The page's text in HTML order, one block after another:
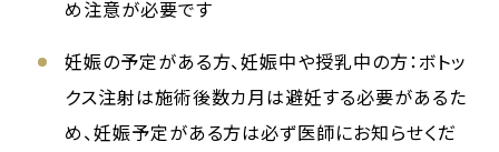
め注意が必要です
妊娠の予定がある方、妊娠中や授乳中の方：ボトッ
クス注射は施術後数カ月は避妊する必要があるた
め、妊娠予定がある方は必ず医師にお知らせくだ